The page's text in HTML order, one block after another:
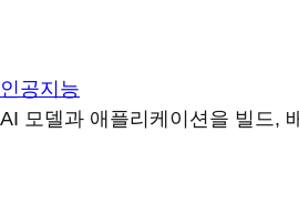
인공지능
AI 모델과 애플리케이션을 빌드,